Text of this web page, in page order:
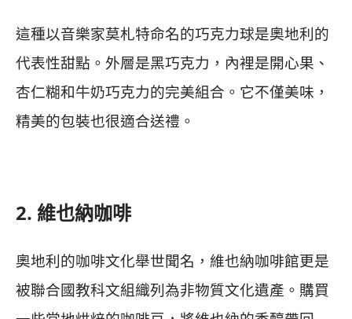
這種以音樂家莫札特命名的巧克力球是奧地利的
代表性甜點。外層是黑巧克力，內裡是開心果、
杏仁糊和牛奶巧克力的完美組合。它不僅美味，
精美的包裝也很適合送禮。
2. 維也納咖啡
奧地利的咖啡文化舉世聞名，維也納咖啡館更是
被聯合國教科文組織列為非物質文化遺產。購買